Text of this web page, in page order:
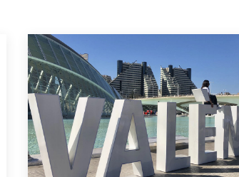
Eclipse total de sol en
Valencia: el 12 de
2026 la ciudad se
oscuras
Ver más